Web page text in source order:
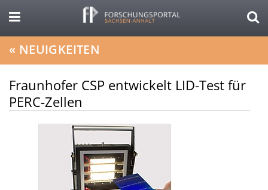
« NEUIGKEITEN
Fraunhofer CSP entwickelt LID-Test für
PERC-Zellen